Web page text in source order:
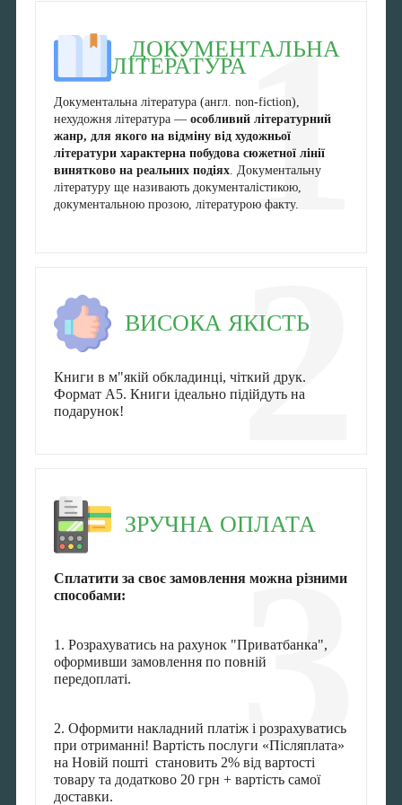
1
ДОКУМЕНТАЛЬНА
ЛІТЕРАТУРА
Документальна література (англ. non-fiction),
нехудожня література — особливий літературний
жанр, для якого на відміну від художньої
літератури характерна побудова сюжетної лінії
винятково на реальних подіях. Документальну
літературу ще називають документалістикою,
документальною прозою, літературою факту.
2
ВИСОКА ЯКІСТЬ
Книги в м"якій обкладинці, чіткий друк.
Формат А5. Книги ідеально підійдуть на
подарунок!
3
ЗРУЧНА ОПЛАТА
Сплатити за своє замовлення можна різними
способами:
1. Розрахуватись на рахунок "Приватбанка",
оформивши замовлення по повній
передоплаті.
2. Оформити накладний платіж і розрахуватись
при отриманні! Вартість послуги «Післяплата»
на Новій пошті становить 2% від вартості
товару та додатково 20 грн + вартість самої
доставки.